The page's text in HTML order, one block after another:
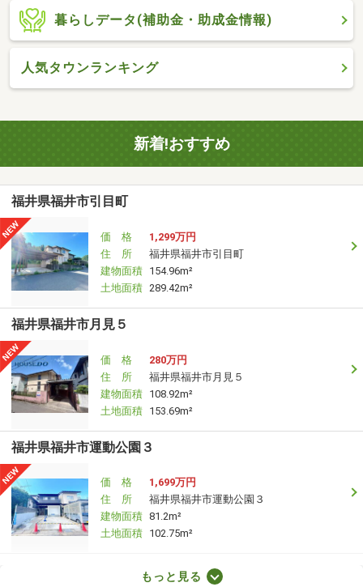
暮らしデータ(補助金・助成金情報)
人気タウンランキング
新着!おすすめ
福井県福井市引目町
価 格
1,299万円
住 所
福井県福井市引目町
建物面積 154.96m²
土地面積 289.42m²
福井県福井市月見５
価 格
280万円
住 所
福井県福井市月見５
建物面積 108.92m²
土地面積 153.69m²
福井県福井市運動公園３
価 格
1,699万円
住 所
福井県福井市運動公園３
建物面積 81.2m²
土地面積 102.75m²
もっと見る